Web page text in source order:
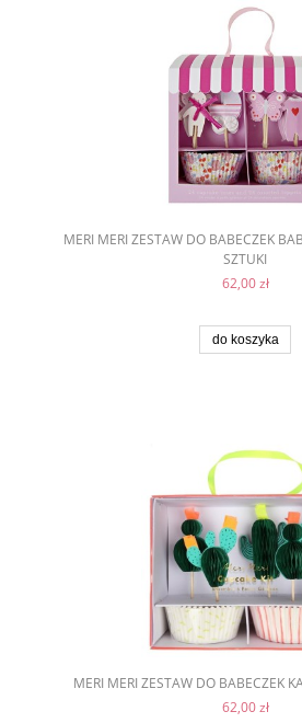
MERI MERI ZESTAW DO BABECZEK
SZTUKI
62,00 zł
do koszyka
MERI MERI ZESTAW DO BABECZEK
62,00 zł